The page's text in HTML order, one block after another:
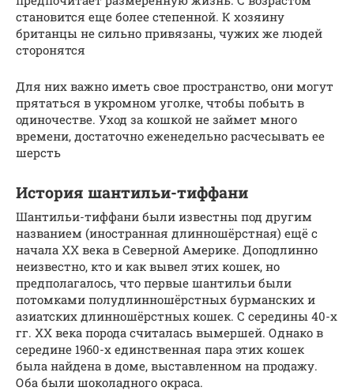
становится еще более степенной. К хозяину
британцы не сильно привязаны, чужих же людей
сторонятся
Для них важно иметь свое пространство, они могут
прятаться в укромном уголке, чтобы побыть в
одиночестве. Уход за кошкой не займет много
времени, достаточно еженедельно расчесывать ее
шерсть
История шантильи-тиффани
Шантильи-тиффани были известны под другим
названием (иностранная длинношёрстная) ещё с
начала ХХ века в Северной Америке. Доподлинно
неизвестно, кто и как вывел этих кошек, но
предполагалось, что первые шантильи были
потомками полудлинношёрстных бурманских и
азиатских длинношёрстных кошек. С середины 40-х
гг. ХХ века порода считалась вымершей. Однако в
середине 1960-х единственная пара этих кошек
была найдена в доме, выставленном на продажу.
Оба были шоколадного окраса.